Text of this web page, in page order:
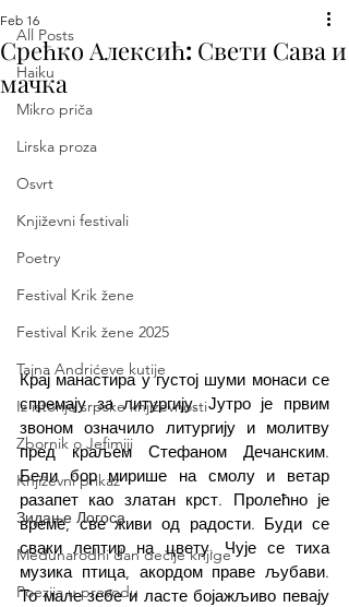
All Posts
Haiku
Mikro priča
Lirska proza
Osvrt
Književni festivali
Poetry
Festival Krik žene
Festival Krik žene 2025
Tajna Andrićeve kutije
Iz istorije srpske književnosti
Zbornik o Jefimiji
Književni prikaz
Зидање Логоса
Međunarodni dan dečije knjige
Poezija u prevodu
Срећко Алексић: Свети Сава и
мачка
Feb 16
Крај манастира у густој шуми монаси се
спремају за литургију. Јутро је првим
звоном означило литургију и молитву
пред краљем Стефаном Дечанским.
Бели бор мирише на смолу и ветар
разапет као златан крст. Пролећно је
време, све живи од радости. Буди се
сваки лептир на цвету. Чује се тиха
музика птица, акордом праве љубави.
То мале зебе и ласте бојажљиво певају